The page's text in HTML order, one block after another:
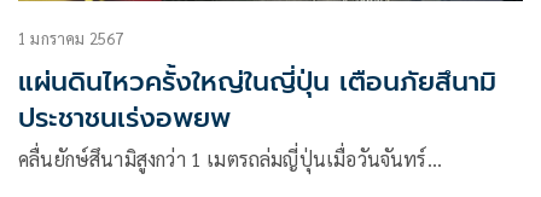
1 มกราคม 2567
แผ่นดินไหวครั้งใหญ่ในญี่ปุ่น เตือนภัยสึนามิ
ประชาชนเร่งอพยพ
คลื่นยักษ์สึนามิสูงกว่า 1 เมตรถล่มญี่ปุ่นเมื่อวันจันทร์…